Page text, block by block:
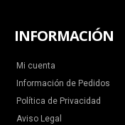
INFORMACIÓN
Mi cuenta
Información de Pedidos
Política de Privacidad
Aviso Legal